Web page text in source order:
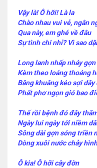
Vậy là! Ô hỡi! Là la
Chào nhau vui vẻ, ngân
Qua này, em ghé về đâu
Sự tình chi nhỉ? Vì sao
Long lanh nhấp nháy
Kèm theo loáng thoáng
Bâng khuâng kéo sợi dây
Phất phơ ngọn gió bao
Thế rồi bệnh đó đây
Ngày lui ngày tới niềm
Sông dài gợn sóng triền
Dòng xuôi nước chảy
Ô kia! Ô hỡi cây đờn